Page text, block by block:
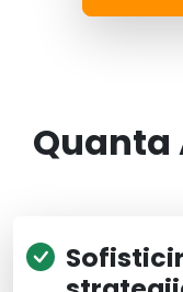
Quanta